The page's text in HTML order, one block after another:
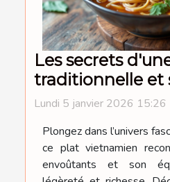
Les secrets
traditionnelle et
Lundi 5 janvier 2026 15:26
Plongez dans l’univers
ce plat vietnamien
envoûtants et son